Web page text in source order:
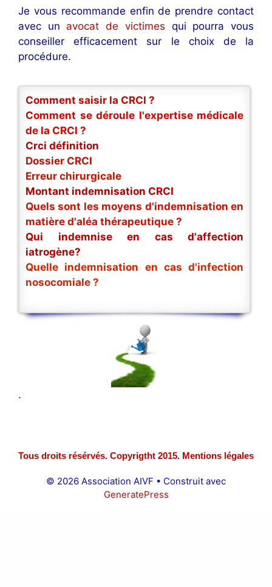
Je vous recommande enfin de prendre contact
avec un avocat de victimes qui pourra vous
conseiller efficacement sur le choix de la
procédure.
Comment saisir la CRCI ?
Comment se déroule l'expertise médicale
de la CRCI ?
Crci définition
Dossier CRCI
Erreur chirurgicale
Montant indemnisation CRCI
Quels sont les moyens d'indemnisation en
matière d'aléa thérapeutique ?
Qui indemnise en cas d'affection
iatrogène?
Quelle indemnisation en cas d'infection
nosocomiale ?
.
Tous droits résérvés. Copyrigtht 2015. Mentions légales
© 2026 Association AIVF • Construit avec
GeneratePress